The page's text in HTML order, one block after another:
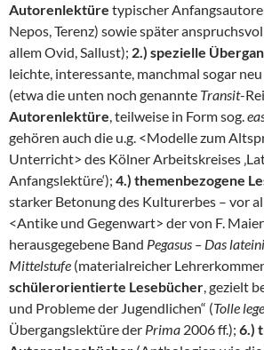
Autorenlektüre typischer
Nepos, Terenz) sowie später
allem Ovid, Sallust); 2.) spezielle
leichte, interessante, manchmal sogar
(etwa die unten noch genannte Transit-
Autorenlektüre, teilweise in Form sog.
gehören auch die u.g. <Modelle zum
Unterricht> des Kölner Arbeitskreises
Anfangslektüre‘); 4.) themenbezogene
starker Betonung des Kulturerbes – vor
<Antike und Gegenwart> der von F. Maier
herausgegebene Band Pegasus – Das
Mittelstufe (materialreicher
schülerorientierte Lesebücher, gezielt
und Probleme der Jugendlichen“ (Tolle lege
Übergangslektüre der Prima 2006 ff.); 6.)